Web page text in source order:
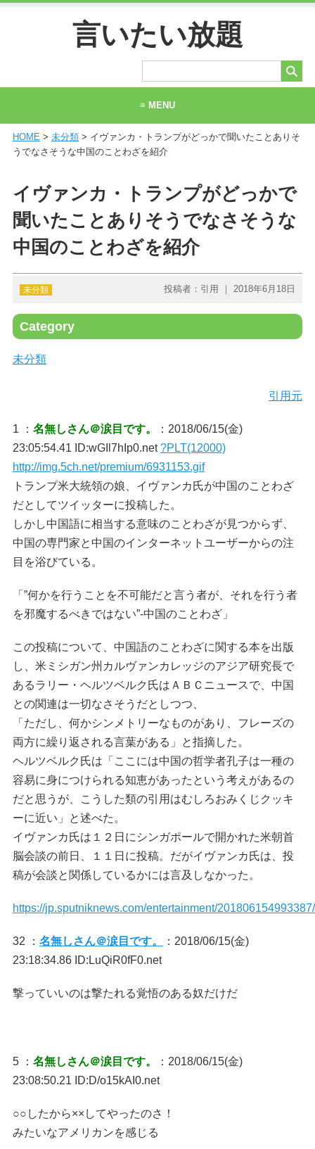
言いたい放題
≡ MENU
ホーム
お問い合わせ
HOME> 未分類> イヴァンカ・トランプがどっかで聞いたことありそ
うでなさそうな中国のことわざを紹介
イヴァンカ・トランプがどっかで
聞いたことありそうでなさそうな
中国のことわざを紹介
未分類 投稿者：引用 ｜ 2018年6月18日
Category
未分類
引用元
1 ： 名無しさん＠涙目です。
：2018/06/15(金)
23:05:54.41 ID:wGIl7hIp0.net?PLT(12000)
http://img.5ch.net/premium/6931153.gif
トランプ米大統領の娘、イヴァンカ氏が中国のことわざ
だとしてツイッターに投稿した。
しかし中国語に相当する意味のことわざが見つからず、
中国の専門家と中国のインターネットユーザーからの注
目を浴びている。
「”何かを行うことを不可能だと言う者が、それを行う者
を邪魔するべきではない”-中国のことわざ」
この投稿について、中国語のことわざに関する本を出版
し、米ミシガン州カルヴァンカレッジのアジア研究長で
あるラリー・ヘルツベルク氏はＡＢＣニュースで、中国
との関連は一切なさそうだとしつつ、
「ただし、何かシンメトリーなものがあり、フレーズの
両方に繰り返される言葉がある」と指摘した。
ヘルツベルク氏は「ここには中国の哲学者孔子は一種の
容易に身につけられる知恵があったという考えがあるの
だと思うが、こうした類の引用はむしろおみくじクッキ
ーに近い」と述べた。
イヴァンカ氏は１２日にシンガポールで開かれた米朝首
脳会談の前日、１１日に投稿。だがイヴァンカ氏は、投
稿が会談と関係しているかには言及しなかった。
https://jp.sputniknews.com/entertainment/201806154993387/
32 ： 名無しさん＠涙目です。
：2018/06/15(金)
23:18:34.86 ID:LuQiR0fF0.net
撃っていいのは撃たれる覚悟のある奴だけだ
5 ： 名無しさん＠涙目です。
：2018/06/15(金)
23:08:50.21 ID:D/o15kAI0.net
○○したから××してやったのさ！
みたいなアメリカンを感じる